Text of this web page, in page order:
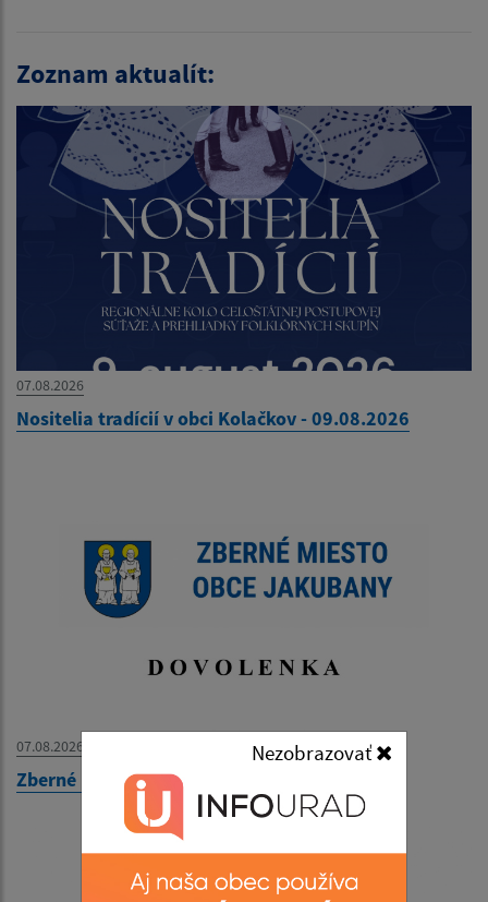
Nezobrazovať
Zoznam aktualít:
07.08.2026
Nositelia tradícií v obci Kolačkov - 09.08.2026
07.08.2026
Zberné miesto - OZNAM